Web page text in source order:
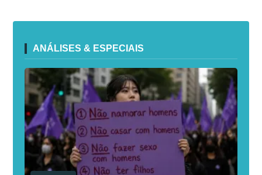
ANÁLISES & ESPECIAIS